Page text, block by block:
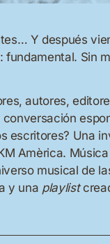
Y después
Sin
autores,
escritores? Una
Amèrica.
musical de
y una playlist